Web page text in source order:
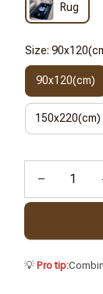
Rug
Size:
90x120(cm)
150x220(cm)
💡 Pro tip: